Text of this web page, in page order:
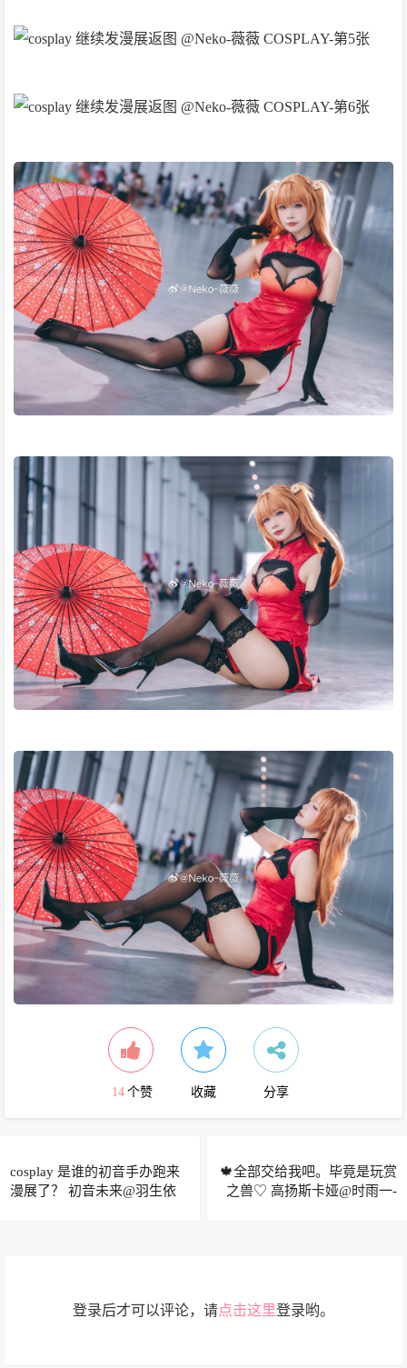
14 个赞 收藏 分享
cosplay 是谁的初音手办跑来
漫展了？ 初音未来@羽生依
🍁全部交给我吧。毕竟是玩赏
之兽♡ 高扬斯卡娅@时雨一-
登录后才可以评论，请点击这里登录哟。